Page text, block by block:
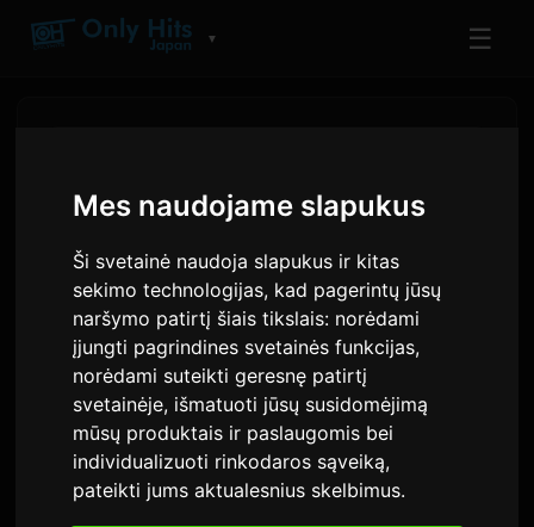
Mes naudojame slapukus
Ši svetainė naudoja slapukus ir kitas
sekimo technologijas, kad pagerintų jūsų
naršymo patirtį šiais tikslais: norėdami
įjungti pagrindines svetainės funkcijas,
norėdami suteikti geresnę patirtį
svetainėje, išmatuoti jūsų susidomėjimą
mūsų produktais ir paslaugomis bei
individualizuoti rinkodaros sąveiką,
pateikti jums aktualesnius skelbimus.
▼ ☰
MXV debiutuoja „Nippon
Columbia“ su kūriniu
„Perfume“